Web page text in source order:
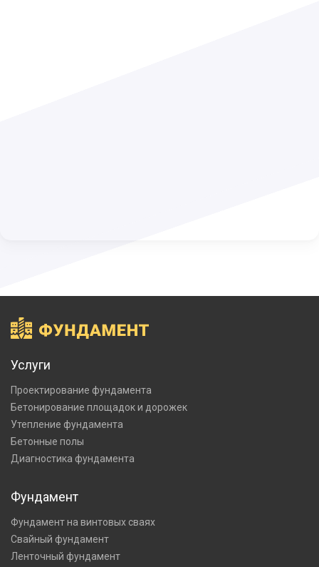
Услуги
Проектирование фундамента
Бетонирование площадок и дорожек
Утепление фундамента
Бетонные полы
Диагностика фундамента
Фундамент
Фундамент на винтовых сваях
Свайный фундамент
Ленточный фундамент